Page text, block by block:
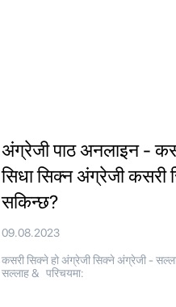
अंग्रेजी पाठ अनलाइन -
सिधा सिक्न अंग्रेजी कसरी
सकिन्छ?
09.08.2023
कसरी सिक्ने हो अंग्रेजी सिक्ने अंग्रेजी -
सल्लाह & परिचयमा: